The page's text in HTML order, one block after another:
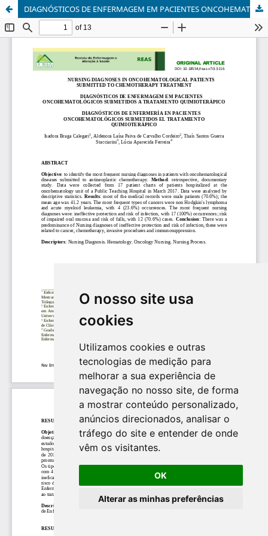
O nosso site usa
cookies
Utilizamos cookies e outras
tecnologias de medição para
melhorar a sua experiência de
navegação no nosso site, de forma
a mostrar conteúdo personalizado,
anúncios direcionados, analisar o
tráfego do site e entender de onde
vêm os visitantes.
OK
Alterar as minhas preferências
DIAGNÓSTICOS DE ENFERMAGEM EM PACIENTES ONCOHEMATOLÓGICOS SUBMETIDOS A TRATAMENTO QUIMIOTERÁPICO